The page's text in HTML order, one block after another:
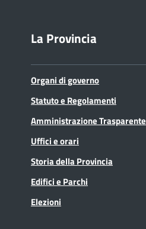
La Provincia
Organi di governo
Statuto e Regolamenti
Amministrazione Trasparente
Uffici e orari
Storia della Provincia
Edifici e Parchi
Elezioni